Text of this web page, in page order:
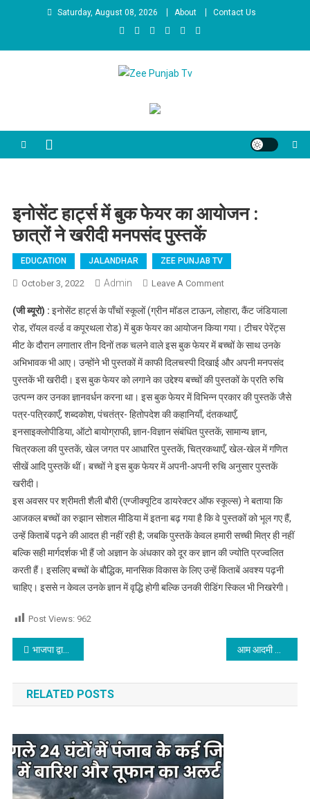
Skip to contentSaturday, August 08, 2026 About Contact Us
Zee Punjab Tv
इनोसेंट हार्ट्स में बुक फेयर का आयोजन :
छात्रों ने खरीदी मनपसंद पुस्तकें
EDUCATION JALANDHAR ZEE PUNJAB TV
October 3, 2022 Admin Leave A CommentOn इनोसेंट हार्ट्स में
छात्रों ने खरीदी
मनपसंद पुस्तकें
(जी ब्यूरो) : इनोसेंट हार्ट्स के पाँचों स्कूलों (ग्रीन मॉडल टाऊन, लोहारा, कैंट जंडियाला
रोड, रॉयल वर्ल्ड व कपूरथला रोड) में बुक फेयर का आयोजन किया गया। टीचर पेरेंट्स
मीट के दौरान लगातार तीन दिनों तक चलने वाले इस बुक फेयर में बच्चों के साथ उनके
अभिभावक भी आए‌। उन्होंने भी पुस्तकों में काफी दिलचस्पी दिखाई और अपनी मनपसंद
पुस्तकें भी खरीदी। इस बुक फेयर को लगाने का उद्देश्य बच्चों की पुस्तकों के प्रति रुचि
उत्पन्न कर उनका ज्ञानवर्धन करना था। इस बुक फेयर में विभिन्न प्रकार की पुस्तकें जैसे
पत्र-पत्रिकाएँ, शब्दकोश, पंचतंत्र- हितोपदेश की कहानियाँ, दंतकथाएँ,
इनसाइक्लोपीडिया, ऑटो बायोग्राफी, ज्ञान-विज्ञान संबंधित पुस्तकें, सामान्य ज्ञान,
चित्रकला की पुस्तकें, खेल जगत पर आधारित पुस्तकें, चित्रकथाएँ, खेल-खेल में गणित
सीखें आदि पुस्तकें थीं। बच्चों ने इस बुक फेयर में अपनी-अपनी रुचि अनुसार पुस्तकें
खरीदी।
इस अवसर पर श्रीमती शैली बौरी (एग्जीक्यूटिव डायरेक्टर ऑफ स्कूल्स) ने बताया कि
आजकल बच्चों का रुझान सोशल मीडिया में इतना बढ़ गया है कि वे पुस्तकों को भूल गए हैं,
उन्हें किताबें पढ़ने की आदत ही नहीं रही है; जबकि पुस्तकें केवल हमारी सच्ची मित्र ही नहीं
बल्कि सही मार्गदर्शक भी हैं जो अज्ञान के अंधकार को दूर कर ज्ञान की ज्योति प्रज्वलित
करती हैं। इसलिए बच्चों के बौद्धिक, मानसिक विकास के लिए उन्हें किताबें अवश्य पढ़नी
चाहिए। इससे न केवल उनके ज्ञान में वृद्धि होगी बल्कि उनकी रीडिंग स्किल भी निखरेगी।
Post Views: 962
Post navigation
भाजपा द्वारा आप सरकार के विरुद्ध दिया धरना
RELATED POSTS